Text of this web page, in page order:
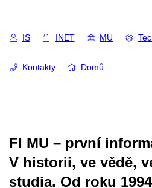
IS INET MU
Kontakty Domů
FI MU – první
V historii, ve vědě,
studia. Od roku